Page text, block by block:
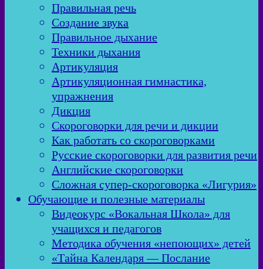
Правильная речь
Создание звука
Правильное дыхание
Техники дыхания
Артикуляция
Артикуляционная гимнастика,
упражнения
Дикция
Скороговорки для речи и дикции
Как работать со скороговорками
Русские скороговорки для развития речи
Английские скороговорки
Сложная супер-скороговорка «Лигурия»
Обучающие и полезные материалы
Видеокурс «Вокальная Школа» для
учащихся и педагогов
Методика обучения «непоющих» детей
«Тайна Календаря — Послание